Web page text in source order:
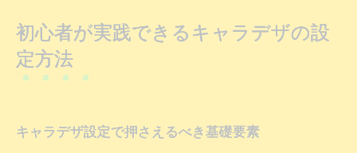
初心者が実践できるキャラデザの設
定方法
キャラデザ設定で押さえるべき基礎要素